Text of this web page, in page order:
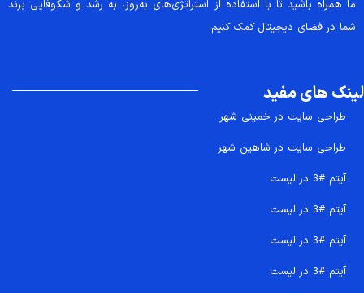
ما همراه باشید تا با استفاده از استراتژی‌های به‌روز، به رشد و شکوفایی برند
شما در فضای دیجیتال کمک کنیم.
لینک های مفید
طراحی سایت در خمینی شهر
طراحی سایت در شاهین شهر
آیتم #3 در لیست
آیتم #3 در لیست
آیتم #3 در لیست
آیتم #3 در لیست